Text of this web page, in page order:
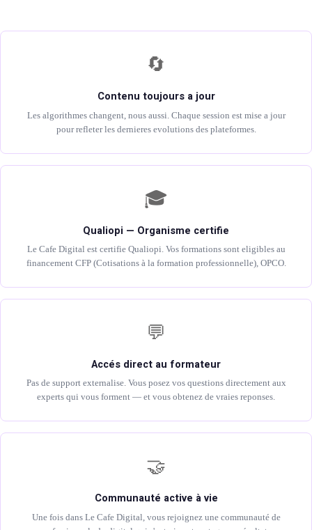
🔄
Contenu toujours a jour
Les algorithmes changent, nous aussi. Chaque session est mise a jour
pour refleter les dernieres evolutions des plateformes.
🎓
Qualiopi — Organisme certifie
Le Cafe Digital est certifie Qualiopi. Vos formations sont eligibles au
financement CFP (Cotisations à la formation professionnelle), OPCO.
💬
Accés direct au formateur
Pas de support externalise. Vous posez vos questions directement aux
experts qui vous forment — et vous obtenez de vraies reponses.
🤝
Communauté active à vie
Une fois dans Le Cafe Digital, vous rejoignez une communauté de